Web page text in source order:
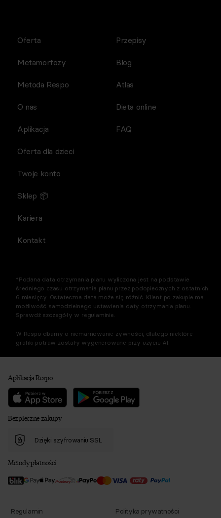
Oferta
Metamorfozy
Metoda Respo
O nas
Aplikacja
Przepisy
Blog
Atlas
Dieta online
FAQ
Oferta dla dzieci
Twoje konto
Sklep 📦
Kariera
Kontakt
*Podana data otrzymania planu wyliczona jest na podstawie
średniego czasu otrzymania planu przez podopiecznych z ostatnich
6 miesięcy. Ostateczna data może się różnić. Klient po zakupie ma
możliwość samodzielnego ustawienia daty otrzymania planu.
Sprawdź szczegóły w regulaminie.
W Respo dbamy o niemarnowanie żywności, dlatego niektóre
grafiki potraw zostały wygenerowane przy użyciu AI.
Aplikacja Respo
Bezpieczne zakupy
Dzięki szyfrowaniu SSL
Metody płatności
Regulamin Polityka prywatności